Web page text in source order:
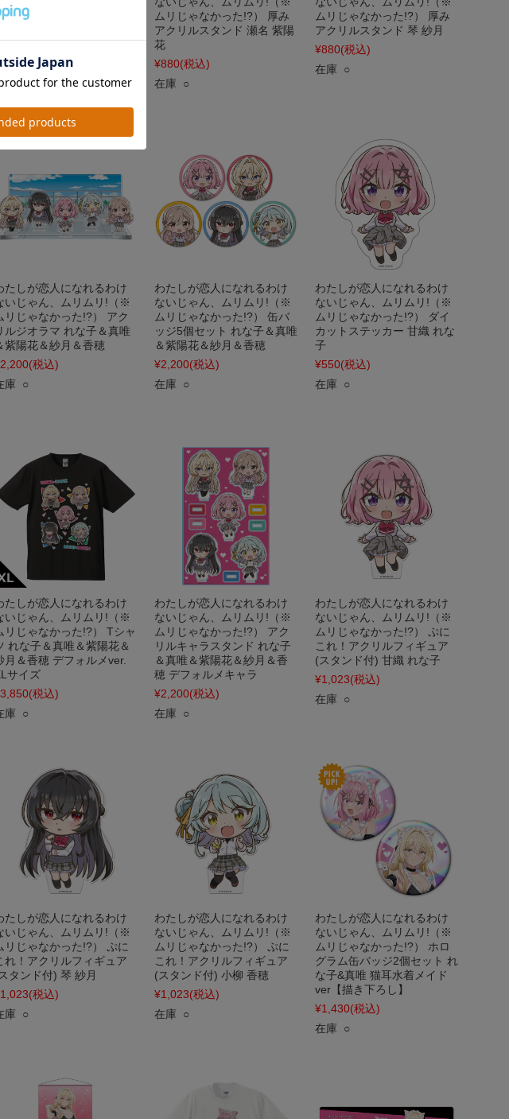
リじゃなかった!?） 厚み
庫 ○
ムリじゃなかった!?） 厚み
アクリルスタンド 瀬名 紫陽
花
¥880(税込)
在庫 ○
ムリじゃなかった!?） 厚み
アクリルスタンド 琴 紗月
¥880(税込)
在庫 ○
たしが恋人になれるわけ
いじゃん、ムリムリ!（※
リじゃなかった!?） アク
ルジオラマ れな子＆真唯
紫陽花＆紗月＆香穂
(税込)
庫 ○
わたしが恋人になれるわけ
ないじゃん、ムリムリ!（※
ムリじゃなかった!?） 缶バ
ッジ5個セット れな子＆真唯
＆紫陽花＆紗月＆香穂
¥2,200(税込)
在庫 ○
わたしが恋人になれるわけ
ないじゃん、ムリムリ!（※
ムリじゃなかった!?） ダイ
カットステッカー 甘織 れな
子
¥550(税込)
在庫 ○
たしが恋人になれるわけ
いじゃん、ムリムリ!（※
リじゃなかった!?） Tシャ
れな子＆真唯＆紫陽花＆
月＆香穂 デフォルメver.
サイズ
(税込)
庫 ○
わたしが恋人になれるわけ
ないじゃん、ムリムリ!（※
ムリじゃなかった!?） アク
リルキャラスタンド れな子
＆真唯＆紫陽花＆紗月＆香
穂 デフォルメキャラ
¥2,200(税込)
在庫 ○
わたしが恋人になれるわけ
ないじゃん、ムリムリ!（※
ムリじゃなかった!?） ぷに
これ！アクリルフィギュア
(スタンド付) 甘織 れな子
¥1,023(税込)
在庫 ○
たしが恋人になれるわけ
いじゃん、ムリムリ!（※
リじゃなかった!?） ぷに
れ！アクリルフィギュア
タンド付) 琴 紗月
(税込)
庫 ○
わたしが恋人になれるわけ
ないじゃん、ムリムリ!（※
ムリじゃなかった!?） ぷに
これ！アクリルフィギュア
(スタンド付) 小柳 香穂
¥1,023(税込)
在庫 ○
わたしが恋人になれるわけ
ないじゃん、ムリムリ!（※
ムリじゃなかった!?） ホロ
グラム缶バッジ2個セット れ
な子&真唯 猫耳水着メイド
ver【描き下ろし】
¥1,430(税込)
在庫 ○